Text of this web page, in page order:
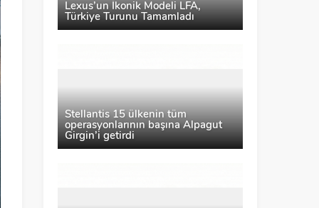
Lexus’un İkonik Modeli LFA,
Türkiye Turunu Tamamladı
Stellantis 15 ülkenin tüm
operasyonlarının başına Alpagut
Girgin’i getirdi